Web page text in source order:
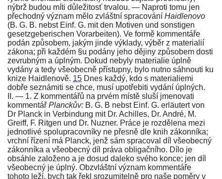
nýbrž budou míti důležitosť trvalou. — Naproti tomu jen
přechodný význam mělo zvláštní spracování Haidlenovo
(B. G. B. nebst Einf. G. mit den Motiven und sonstigen
gesetzgeberischen Vorarbeiten). Ve formě kommentáře
podán způsobem, jakým jinde výklady, výběr z materialií
zákona; při každém §u podány jeho dějiny způsobem dosti
zevrubným a úplným. Dokud nebyly materialie úplně
vydány a tedy všeobecně přístupny, bylo nutno sáhnouti ku
knize Haidlenově. 15 Dnes každý, kdo s materialiemi
dobře seznámiti se chce, musí upotřebiti vydání úplných.
II. — 1. Z kommentářů na prvém místě sluší jmenovati
kommentář Planckův: B. G. B nebst Einf. G. erläutert von
Dr Planck in Verbindung mit Dr. Achilles, Dr. André, M.
Greiff, F. Ritgen und Dr. Nuzner. Práce je rozdělena mezi
jednotlivé spolupracovníky ne přesně dle knih zákonníka;
vrchní řízení má Planck, jenž sám spracoval díl všeobecný
zákonníka a všeobecný díl práva obligačního. Dílo je
obsáhle založeno a je dosud daleko svého konce; jen díl
všeobecný je úplný. Obzvláštní význam kommentáře
tohoto leží, bych tak řekl srozumitelně pro naše poměry v